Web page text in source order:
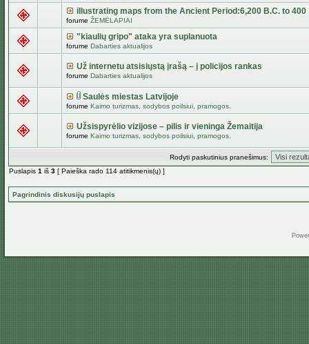
illustrating maps from the Ancient Period:6,200 B.C. to 400
forume ŽEMĖLAPIAI
"kiaulių gripo" ataka yra suplanuota
forume Dabarties aktualijos
Už internetu atsisiųstą įrašą – į policijos rankas
forume Dabarties aktualijos
Saulės miestas Latvijoje
forume Kaimo turizmas, sodybos poilsiui, pramogos.
Užsispyrėlio vizijose – pilis ir vieninga Žemaitija
forume Kaimo turizmas, sodybos poilsiui, pramogos.
Rodyti paskutinius pranešimus:
Puslapis 1 iš 3 [ Paieška rado 114 atitikmenis(ų) ]
Pagrindinis diskusijų puslapis